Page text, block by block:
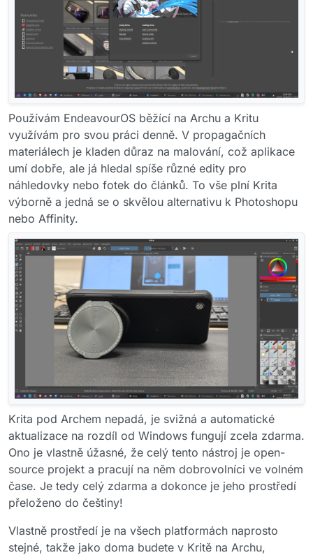
Používám EndeavourOS běžící na Archu a Kritu
využívám pro svou práci denně. V propagačních
materiálech je kladen důraz na malování, což aplikace
umí dobře, ale já hledal spíše různé edity pro
náhledovky nebo fotek do článků. To vše plní Krita
výborně a jedná se o skvělou alternativu k Photoshopu
nebo Affinity.
Krita pod Archem nepadá, je svižná a automatické
aktualizace na rozdíl od Windows fungují zcela zdarma.
Ono je vlastně úžasné, že celý tento nástroj je open-
source projekt a pracují na něm dobrovolníci ve volném
čase. Je tedy celý zdarma a dokonce je jeho prostředí
přeloženo do češtiny!
Vlastně prostředí je na všech platformách naprosto
stejné, takže jako doma budete v Kritě na Archu,